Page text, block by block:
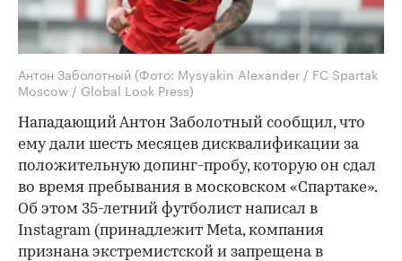
Антон Заболотный (Фото: Mysyakin Alexander / FC Spartak
Moscow / Global Look Press)
Нападающий Антон Заболотный сообщил, что
ему дали шесть месяцев дисквалификации за
положительную допинг-пробу, которую он сдал
во время пребывания в московском «Спартаке».
Об этом 35-летний футболист написал в
Instagram (принадлежит Meta, компания
признана экстремистской и запрещена в